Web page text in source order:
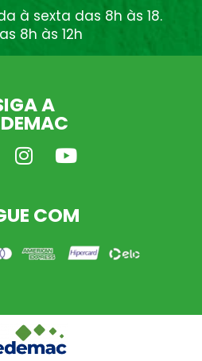
à sexta das 8h às 18.
8h às 12h
A
COM